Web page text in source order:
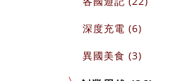
深度充電 (6)
異國美食 (3)